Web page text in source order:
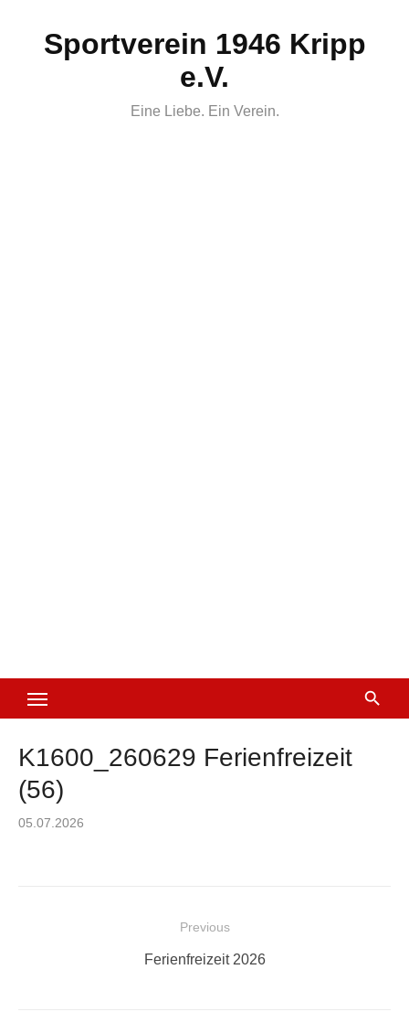
Sportverein 1946 Kripp
e.V.
Eine Liebe. Ein Verein.
K1600_260629 Ferienfreizeit
(56)
Posted
05.07.2026
Beitragsnavigation
Previous
Previous
Ferienfreizeit 2026